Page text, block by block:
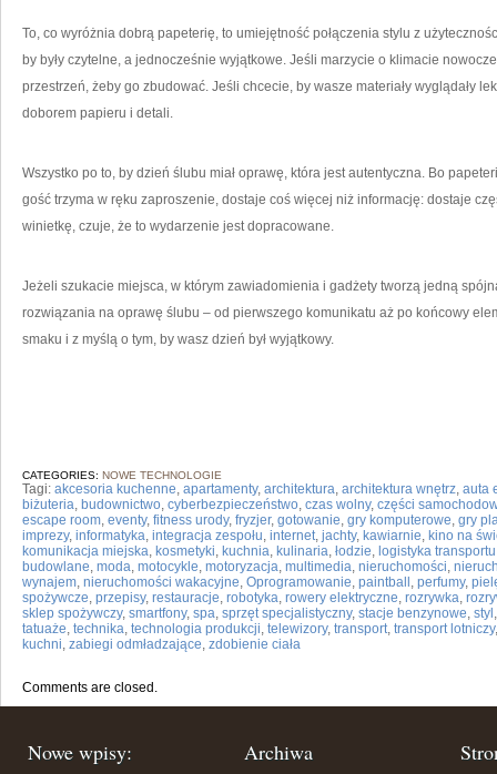
To, co wyróżnia dobrą papeterię, to umiejętność połączenia stylu z
by były czytelne, a jednocześnie wyjątkowe. Jeśli marzycie o klimacie
przestrzeń, żeby go zbudować. Jeśli chcecie, by wasze materiały wyglądały
doborem papieru i detali.
Wszystko po to, by dzień ślubu miał oprawę, która jest autentyczna. Bo
gość trzyma w ręku zaproszenie, dostaje coś więcej niż informację: dostaje
winietkę, czuje, że to wydarzenie jest dopracowane.
Jeżeli szukacie miejsca, w którym zawiadomienia i gadżety tworzą jedną
rozwiązania na oprawę ślubu – od pierwszego komunikatu aż po końcowy
smaku i z myślą o tym, by wasz dzień był wyjątkowy.
CATEGORIES: NOWE TECHNOLOGIE
Tagi: akcesoria kuchenne, apartamenty, architektura, architektura wnętrz, auta
biżuteria, budownictwo, cyberbezpieczeństwo, czas wolny, części
escape room, eventy, fitness urody, fryzjer, gotowanie, gry komputerowe, gry
imprezy, informatyka, integracja zespołu, internet, jachty, kawiarnie, kino na
komunikacja miejska, kosmetyki, kuchnia, kulinaria, łodzie, logistyka transportu
budowlane, moda, motocykle, motoryzacja, multimedia, nieruchomości,
wynajem, nieruchomości wakacyjne, Oprogramowanie, paintball , perfumy,
spożywcze, przepisy, restauracje, robotyka, rowery elektryczne, rozrywka,
sklep spożywczy, smartfony, spa, sprzęt specjalistyczny, stacje benzynowe, styl
tatuaże, technika, technologia produkcji, telewizory, transport, transport lotniczy
kuchni, zabiegi odmładzające, zdobienie ciała
Comments are closed.
Nowe wpisy: Archiwa